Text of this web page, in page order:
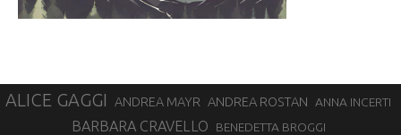
ALICE GAGGI ANDREA MAYR ANDREA ROSTAN ANNA INCERTI
BARBARA CRAVELLO BENEDETTA BROGGI